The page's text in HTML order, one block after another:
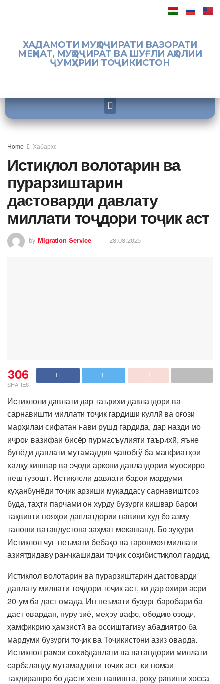
ХАДАМОТИ МУҲОҶИРАТИ ВАЗОРАТИ
МЕҲНАТ, МУҲОҶИРАТ ВА ШУҒЛИ АҲОЛИИ
ҶУМҲУРИИ ТОҶИКИСТОН
Home Хабархо
Истиқлол волотарин ва
пурарзиштарин
дастоварди давлату
миллати тоҷдори тоҷик аст
by Migration Service 28.08.2025
306
SHARES
Истиқлоли давлатӣ дар таърихи давлатдорӣ ва
сарнавишти миллати тоҷик гардиши куллӣ ва оғози
марҳилаи сифатан нави рушд гардида, дар назди мо
иҷрои вазифаи бисёр пурмасъулияти таърихӣ, яъне
бунёди давлати мутамаддин ҷавобгў ба манфиатҳои
халқу кишвар ва эҷоди аркони давлатдории муосирро
пеш гузошт. Истиқлоли давлатӣ барои мардуми
куҳанбунёди тоҷик арзиши муқаддасу сарнавиштсоз
буда, таҳти парчами он хурду бузурги кишвар барои
тақвияти пояҳои давлатдории навини худ бо азму
талоши ватандӯстона заҳмат мекашанд. Бо зуҳури
Истиқлол чун неъмати бебаҳо ва гаронмоя миллати
азиятдидаву ранҷкашидаи тоҷик соҳибистиқлол гардид.
Истиқлол волотарин ва пурарзиштарин дастоварди
давлату миллати тоҷдори тоҷик аст, ки дар охири асри
20-ум ба даст омада. Ин неъмати бузург баробари ба
даст овардан, нуру зиё, меҳру вафо, ободию озодӣ,
ҳамфикрию ҳамзистӣ ва осоиштагиву абадиятро ба
мардуми бузурги тоҷик ва Тоҷикистони азиз оварда.
Истиқлол рамзи сохибдавлатӣ ва ватандории миллати
сарбаланду мутамаддини тоҷик аст, ки номаи
такдирашро бо дасти хеш навишта, роҳу равиши хосса